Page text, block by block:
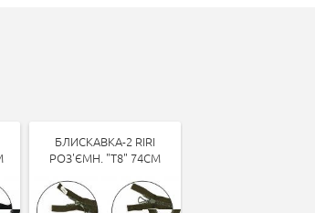
БЛИСКАВКА-2 RIRI
РОЗ'ЄМН. "Т8" 74СМ